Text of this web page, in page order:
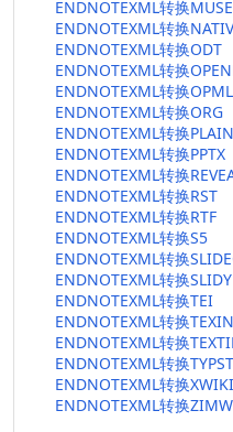
ENDNOTEXML转换MUSE
ENDNOTEXML转换
ENDNOTEXML转换ODT
ENDNOTEXML转换
ENDNOTEXML转换OPML
ENDNOTEXML转换ORG
ENDNOTEXML转换PLAIN
ENDNOTEXML转换PPTX
ENDNOTEXML转换
ENDNOTEXML转换RST
ENDNOTEXML转换RTF
ENDNOTEXML转换S5
ENDNOTEXML转换
ENDNOTEXML转换SLIDY
ENDNOTEXML转换TEI
ENDNOTEXML转换
ENDNOTEXML转换
ENDNOTEXML转换TYPST
ENDNOTEXML转换XWIKI
ENDNOTEXML转换